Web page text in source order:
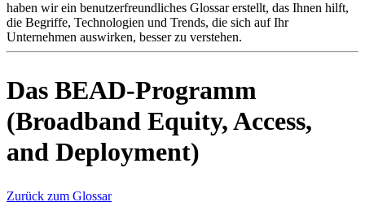
Kaufen
Ressourcen
Kontakt
Karriere
Partner
Suppliers
haben wir ein benutzerfreundliches Glossar erstellt, das Ihnen hilft,
die Begriffe, Technologien und Trends, die sich auf Ihr
Unternehmen auswirken, besser zu verstehen.
Das BEAD-Programm
(Broadband Equity, Access,
and Deployment)
Zurück zum Glossar